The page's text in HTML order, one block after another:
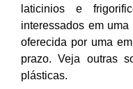
laticinios e
interessados em
oferecida por uma
prazo. Veja outras
plásticas.